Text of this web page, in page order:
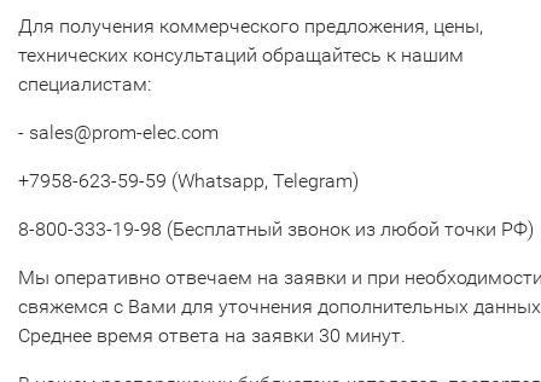
Для получения коммерческого предложения, цены,
технических консультаций обращайтесь к нашим
специалистам:
- sales@prom-elec.com
+7958-623-59-59 (Whatsapp, Telegram)
8-800-333-19-98 (Бесплатный звонок из любой точки РФ)
Мы оперативно отвечаем на заявки и при
свяжемся с Вами для уточнения дополнительных
Среднее время ответа на заявки 30 минут.